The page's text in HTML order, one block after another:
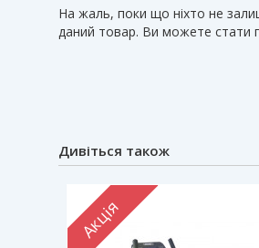
На жаль, поки що ніхто не
даний товар. Ви можете стати
Дивіться також
Акція